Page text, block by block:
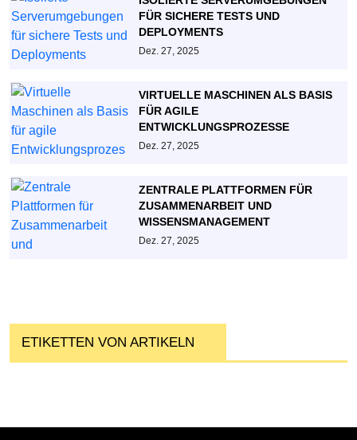
FÜR SICHERE TESTS UND
DEPLOYMENTS
Dez. 27, 2025
VIRTUELLE MASCHINEN ALS BASIS
FÜR AGILE
ENTWICKLUNGSPROZESSE
Dez. 27, 2025
ZENTRALE PLATTFORMEN FÜR
ZUSAMMENARBEIT UND
WISSENSMANAGEMENT
Dez. 27, 2025
ETIKETTEN VON ARTIKELN